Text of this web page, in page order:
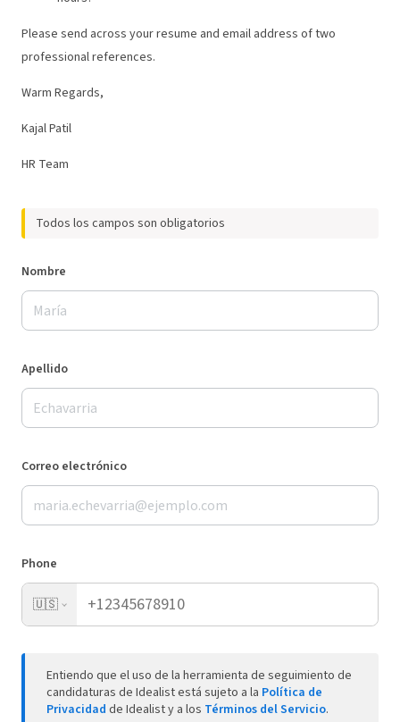
Please send across your resume and email address of two
professional references.
Warm Regards,
Kajal Patil
HR Team
Todos los campos son obligatorios
Nombre
Apellido
Correo electrónico
Phone
🇺🇸
Entiendo que el uso de la herramienta de seguimiento de
candidaturas de Idealist está sujeto a la Política de
Privacidad de Idealist y a los Términos del Servicio.